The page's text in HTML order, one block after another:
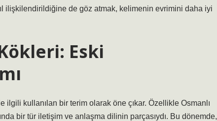
ilişkilendirildiğine de göz atmak, kelimenin evrimini daha iyi
Eski
kullanılan bir terim olarak öne çıkar. Özellikle Osmanlı
bir tür iletişim ve anlaşma dilinin parçasıydı. Bu dönemde,